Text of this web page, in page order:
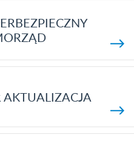
AKTUALIZACJA